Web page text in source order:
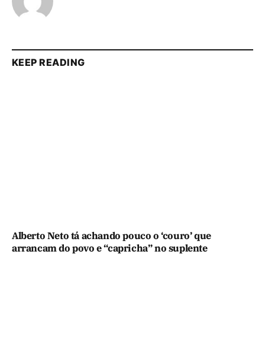
KEEP READING
Alberto Neto tá achando pouco o ‘couro’ que
arrancam do povo e “capricha” no suplente